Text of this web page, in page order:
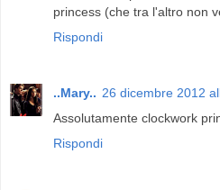
princess (che tra l'altro non
Rispondi
..Mary.. 26 dicembre 2012
Assolutamente clockwork
Rispondi